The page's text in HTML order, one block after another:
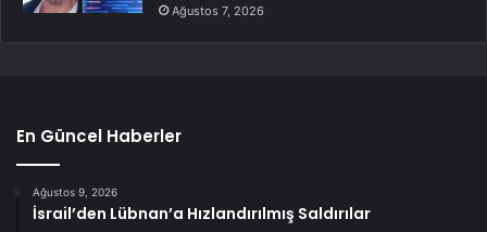
Ağustos 7, 2026
En Güncel Haberler
Ağustos 9, 2026
İsrail’den Lübnan’a Hızlandırılmış Saldırılar